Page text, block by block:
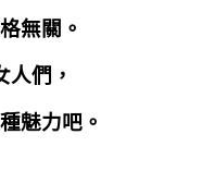
無關。
人們，
魅力吧。